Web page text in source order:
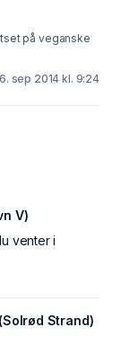
på veganske
sep 2014 kl. 9:24
V)
venter i
Strand)